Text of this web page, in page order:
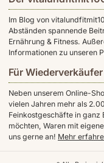
Im Blog von
Abständen spannende
Ernährung & Fitness.
Informationen zu unseren
Für
Neben unserem Online-
vielen Jahren mehr als
Feinkostgeschäfte in ganz
möchten, Waren mit
uns gerne an! Mehr